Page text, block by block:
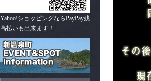
Yahoo!ショッピングならPayPay残
高払いも出来ます！